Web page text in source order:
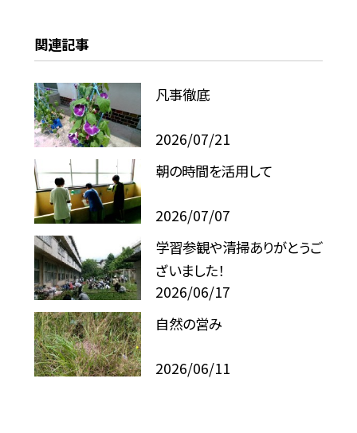
関連記事
凡事徹底
2026/07/21
朝の時間を活用して
2026/07/07
学習参観や清掃ありがとうご
ざいました！
2026/06/17
自然の営み
2026/06/11